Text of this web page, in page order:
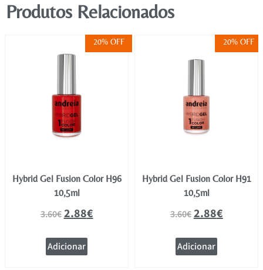
Produtos Relacionados
20% OFF
Hybrid Gel Fusion Color H96
10,5ml
3.60€2.88€
Adicionar
20% OFF
Hybrid Gel Fusion Color H91
10,5ml
3.60€2.88€
Adicionar